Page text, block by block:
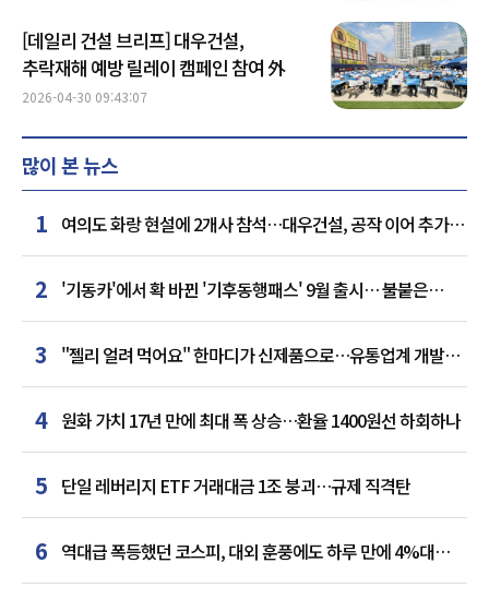
[데일리 건설 브리프] 대우건설,
추락재해 예방 릴레이 캠페인 참여 外
2026-04-30 09:43:07
많이 본 뉴스
1 여의도 화랑 현설에 2개사 참석…대우건설, 공작 이어 추가
거점 확보하나
2 '기동카'에서 확 바뀐 '기후동행패스' 9월 출시… 불붙은
카드사 경쟁
3
"젤리 얼려 먹어요" 한마디가 신제품으로…유통업계 개발실
된 SNS
4 원화 가치 17년 만에 최대 폭 상승…환율 1400원선 하회하나
5 단일 레버리지 ETF 거래대금 1조 붕괴…규제 직격탄
6 역대급 폭등했던 코스피, 대외 훈풍에도 하루 만에 4%대
급락